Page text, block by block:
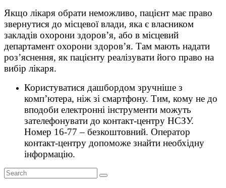
Якщо лікаря обрати неможливо, пацієнт має право
звернутися до місцевої влади, яка є власником
закладів охорони здоров’я, або в місцевий
департамент охорони здоров’я. Там мають надати
роз’яснення, як пацієнту реалізувати його право на
вибір лікаря.
Користуватися дашбордом зручніше з
комп’ютера, ніж зі смартфону. Тим, кому не до
вподоби електронні інструменти можуть
зателефонувати до контакт-центру НСЗУ.
Номер 16-77 – безкоштовний. Оператор
контакт-центру допоможе знайти необхідну
інформацію.